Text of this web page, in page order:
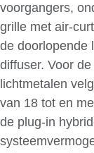
voorgangers,
grille met air-
de doorlopende
diffuser. Voor
lichtmetalen
van 18 tot en
de plug-in